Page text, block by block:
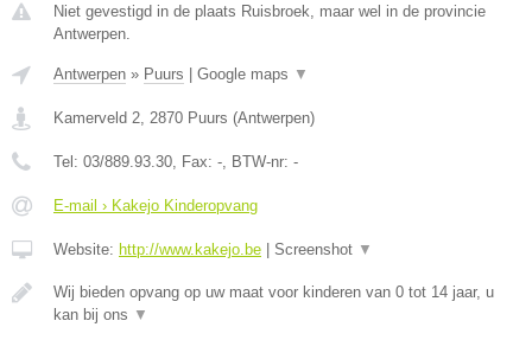
Niet gevestigd in de plaats Ruisbroek, maar wel in de provincie
Antwerpen.
Antwerpen » Puurs | Google maps ▼
Kamerveld 2 2870 Puurs (Antwerpen)
Tel: 03/889.93.30 , Fax: - , BTW-nr: -
E-mail › Kakejo Kinderopvang
Website: http://www.kakejo.be | Screenshot ▼
Wij bieden opvang op uw maat voor kinderen van 0 tot 14 jaar, u
kan bij ons ▼